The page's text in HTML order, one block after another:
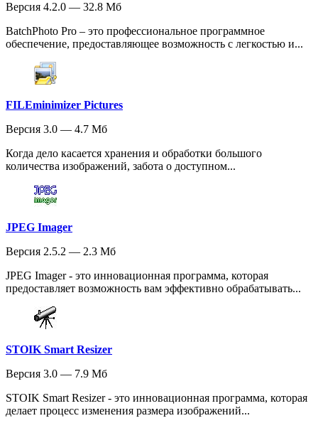
Версия 4.2.0 — 32.8 Мб
BatchPhoto Pro – это профессиональное программное
обеспечение, предоставляющее возможность с легкостью и...
FILEminimizer Pictures
Версия 3.0 — 4.7 Мб
Когда дело касается хранения и обработки большого
количества изображений, забота о доступном...
JPEG Imager
Версия 2.5.2 — 2.3 Мб
JPEG Imager - это инновационная программа, которая
предоставляет возможность вам эффективно обрабатывать...
STOIK Smart Resizer
Версия 3.0 — 7.9 Мб
STOIK Smart Resizer - это инновационная программа, которая
делает процесс изменения размера изображений...